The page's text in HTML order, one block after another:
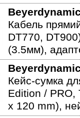
Кабель
DT770,
(3.5мм),
Кейс-сумка
Edition / PRO,
x 120 mm),